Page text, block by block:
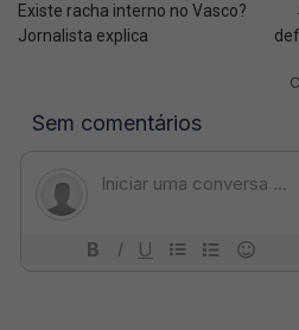
Existe racha interno no Vasco?
Jornalista explica